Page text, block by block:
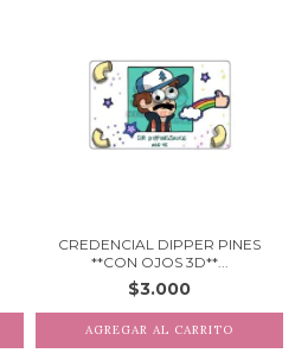
CREDENCIAL DIPPER PINES
**CON OJOS 3D**...
$3.000